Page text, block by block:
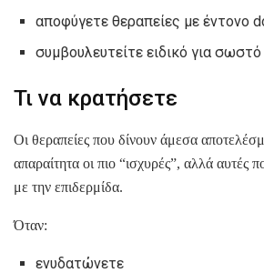
αποφύγετε θεραπείες με έντονο
συμβουλευτείτε ειδικό για
Τι να κρατήσετε
Οι θεραπείες που δίνουν άμεσα
απαραίτητα οι πιο “ισχυρές”, αλλά αυτές
με την επιδερμίδα.
Όταν:
ενυδατώνετε